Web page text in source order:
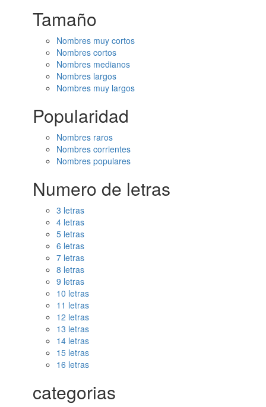
Tamaño
Nombres muy cortos
Nombres cortos
Nombres medianos
Nombres largos
Nombres muy largos
Popularidad
Nombres raros
Nombres corrientes
Nombres populares
Numero de letras
3 letras
4 letras
5 letras
6 letras
7 letras
8 letras
9 letras
10 letras
11 letras
12 letras
13 letras
14 letras
15 letras
16 letras
categorias